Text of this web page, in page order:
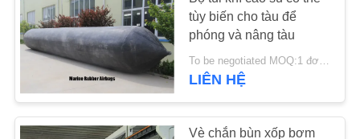
tùy biến cho tàu để
phóng và nâng tàu
To be negotiated MOQ:1 đơn vị
LIÊN HỆ
Vè chắn bùn xốp bơm